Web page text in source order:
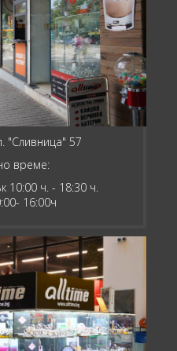
"Сливница" 57
време:
10:00 ч. - 18:30 ч.
16:00ч